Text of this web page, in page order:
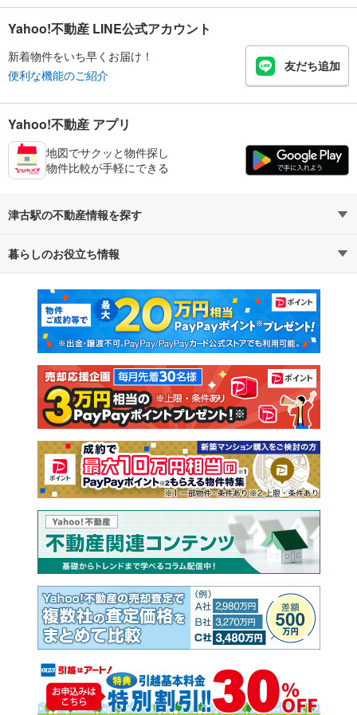
Yahoo!不動産 LINE公式アカウント
新着物件をいち早くお届け！
便利な機能のご紹介
友だち追加
Yahoo!不動産 アプリ
地図でサクッと物件探し
物件比較が手軽にできる
津古駅の不動産情報を探す
不動産・住宅
新築マンション 中古マンション
新築一戸建て 中古一戸建て
注文住宅 土地
売却査定
暮らしのお役立ち情報
マンションカタログ 教えて！住まいの先生